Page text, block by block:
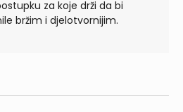
za koje drži da bi
bržim i djelotvornijim.